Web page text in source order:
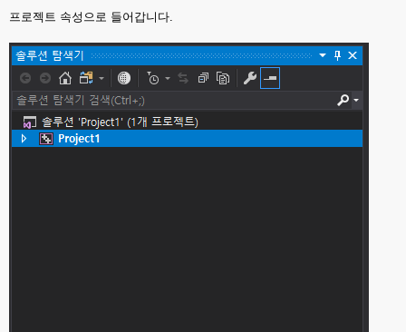
프로젝트 속성으로 들어갑니다.